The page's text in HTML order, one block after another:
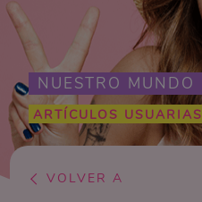
NUESTRO MUNDO
ARTÍCULOS USUARIAS
VOLVER A